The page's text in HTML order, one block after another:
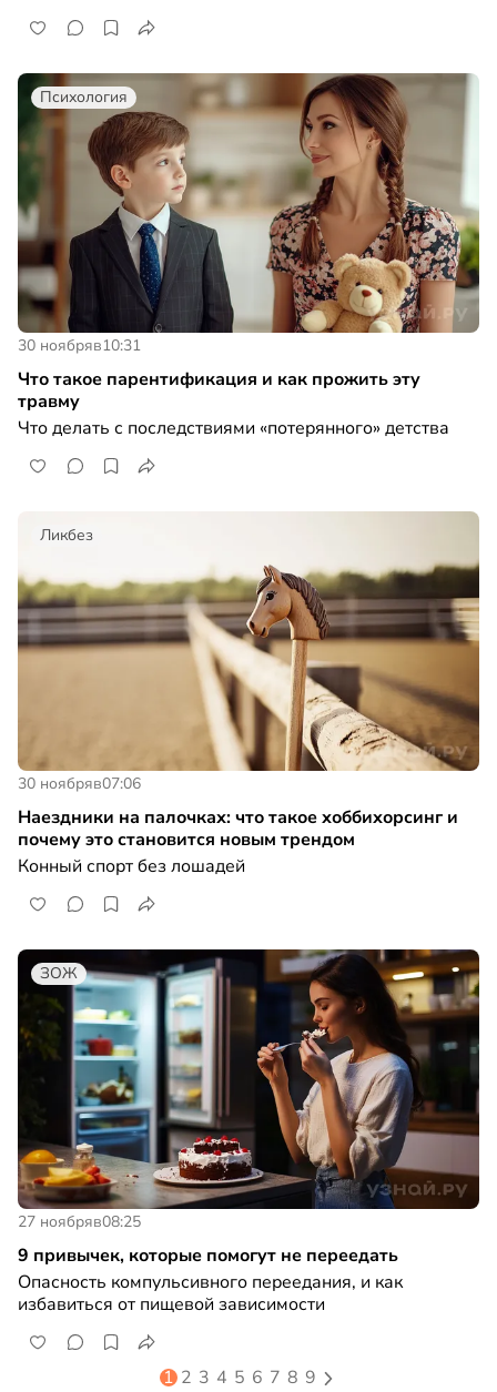
Психология
30 ноябряв10:31
Что такое парентификация и как прожить эту
травму
Что делать с последствиями «потерянного» детства
Ликбез
30 ноябряв07:06
Наездники на палочках: что такое хоббихорсинг и
почему это становится новым трендом
Конный спорт без лошадей
ЗОЖ
27 ноябряв08:25
9 привычек, которые помогут не переедать
Опасность компульсивного переедания, и как
избавиться от пищевой зависимости
1 2 3 4 5 6 7 8 9